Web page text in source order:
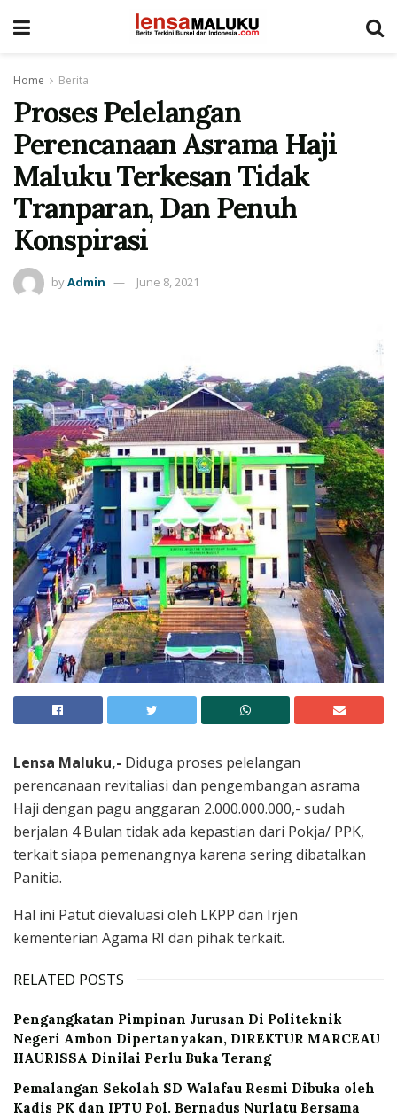
Home Berita
Proses Pelelangan
Perencanaan Asrama Haji
Maluku Terkesan Tidak
Tranparan, Dan Penuh
Konspirasi
byAdmin June 8, 2021
Lensa Maluku,- Diduga proses pelelangan
perencanaan revitaliasi dan pengembangan asrama
Haji dengan pagu anggaran 2.000.000.000,- sudah
berjalan 4 Bulan tidak ada kepastian dari Pokja/ PPK,
terkait siapa pemenangnya karena sering dibatalkan
Panitia.
Hal ini Patut dievaluasi oleh LKPP dan Irjen
kementerian Agama RI dan pihak terkait.
RELATED POSTS
Pengangkatan Pimpinan Jurusan Di Politeknik
Negeri Ambon Dipertanyakan, DIREKTUR MARCEAU
HAURISSA Dinilai Perlu Buka Terang
Pemalangan Sekolah SD Walafau Resmi Dibuka oleh
Kadis PK dan IPTU Pol. Bernadus Nurlatu Bersama